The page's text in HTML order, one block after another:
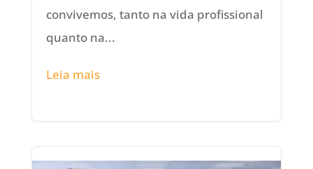
convivemos, tanto na vida profissional
quanto na...
Leia mais